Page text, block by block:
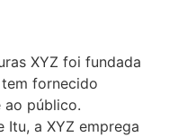
XYZ foi fundada
tem fornecido
ao público.
Itu, a XYZ emprega